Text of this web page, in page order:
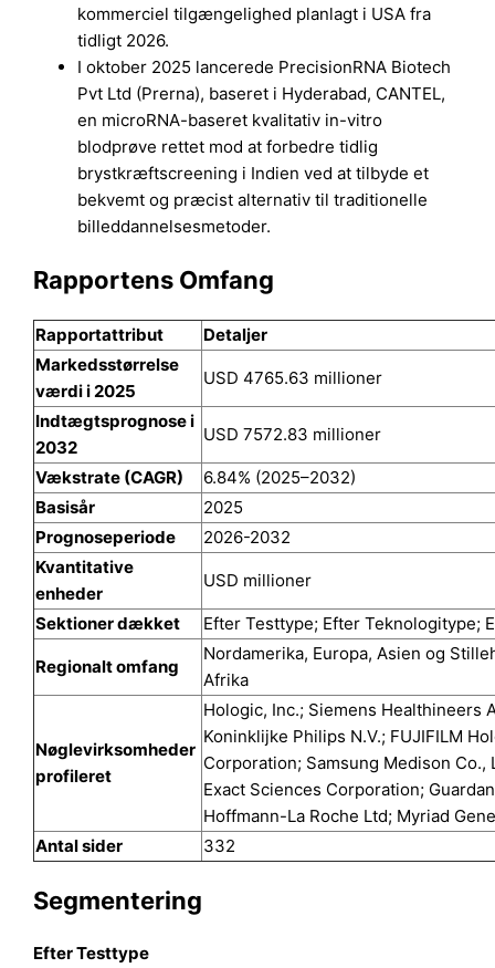
kommerciel tilgængelighed planlagt i USA fra
tidligt 2026.
I oktober 2025 lancerede PrecisionRNA Biotech
Pvt Ltd (Prerna), baseret i Hyderabad, CANTEL,
en microRNA-baseret kvalitativ in-vitro
blodprøve rettet mod at forbedre tidlig
brystkræftscreening i Indien ved at tilbyde et
bekvemt og præcist alternativ til traditionelle
billeddannelsesmetoder.
Rapportens Omfang
Rapportattribut
Detaljer
Markedsstørrelse
værdi i 2025
USD 4765.63 millioner
Indtægtsprognose i
2032
USD 7572.83 millioner
Vækstrate (CAGR)
6.84% (2025–2032)
Basisår
2025
Prognoseperiode
2026-2032
Kvantitative
enheder
USD millioner
Sektioner dækket Efter Testtype; Efter Teknologitype;
Regionalt omfang
Nordamerika, Europa, Asien og
Afrika
Nøglevirksomheder
profileret
Hologic, Inc.; Siemens Healthineers
Koninklijke Philips N.V.; FUJIFILM
Corporation; Samsung Medison
Exact Sciences Corporation;
Hoffmann-La Roche Ltd; Myriad
Antal sider
332
Segmentering
Efter Testtype